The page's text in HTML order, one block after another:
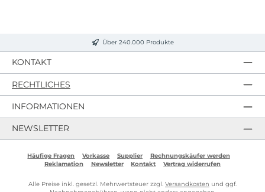
Über 240.000 Produkte
KONTAKT
RECHTLICHES
INFORMATIONEN
NEWSLETTER
Häufige Fragen Vorkasse Supplier
Rechnungskäufer werden
Reklamation
Newsletter Kontakt Vertrag widerrufen
Alle Preise inkl. gesetzl. Mehrwertsteuer zzgl. Versandkosten und ggf.